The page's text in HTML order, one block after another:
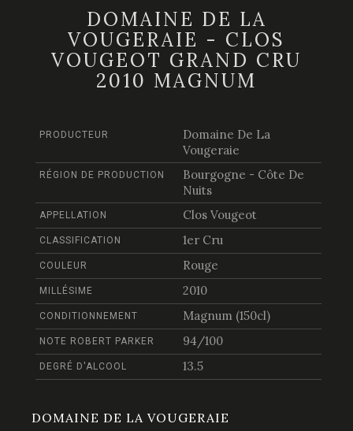
DOMAINE DE LA
VOUGERAIE - CLOS
VOUGEOT GRAND CRU
2010 MAGNUM
PRODUCTEUR
Domaine De La
Vougeraie
RÉGION DE PRODUCTION
Bourgogne - Côte De
Nuits
APPELLATION Clos Vougeot
CLASSIFICATION 1er Cru
COULEUR Rouge
MILLÉSIME 2010
CONDITIONNEMENT Magnum (150cl)
NOTE ROBERT PARKER 94/100
DEGRÉ D'ALCOOL 13.5
DOMAINE DE LA VOUGERAIE